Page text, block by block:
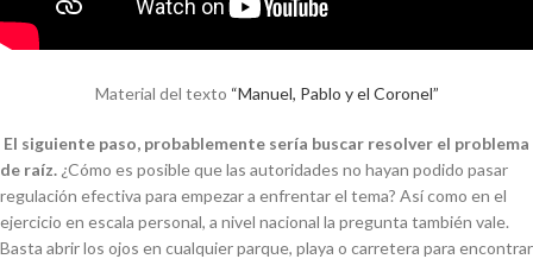
Material del texto “Manuel, Pablo y el Coronel”
El siguiente paso, probablemente sería buscar resolver el problema
de raíz. ¿Cómo es posible que las autoridades no hayan podido pasar
regulación efectiva para empezar a enfrentar el tema? Así como en el
ejercicio en escala personal, a nivel nacional la pregunta también vale.
Basta abrir los ojos en cualquier parque, playa o carretera para encontrar